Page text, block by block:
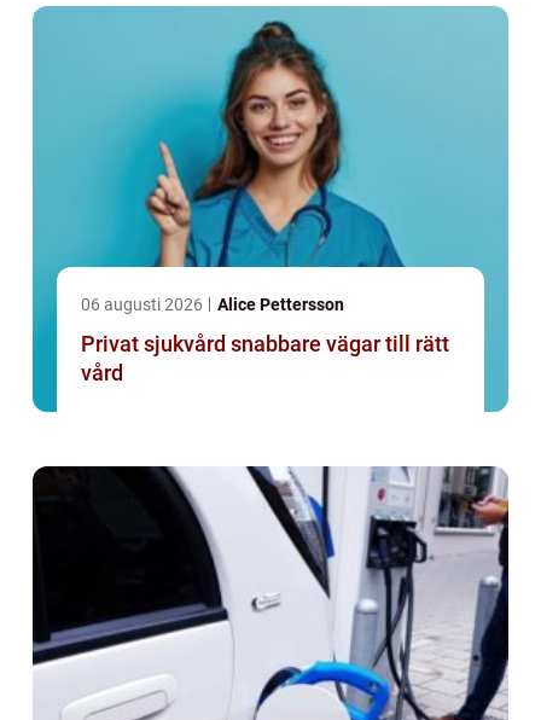
06 augusti 2026 Alice Pettersson
Privat sjukvård snabbare vägar till rätt
vård